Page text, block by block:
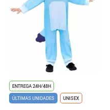
ENTREGA 24H/48H
ÚLTIMAS UNIDADES
UNISEX